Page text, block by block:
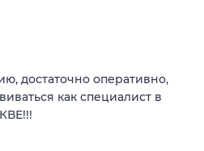
достаточно оперативно,
как специалист в